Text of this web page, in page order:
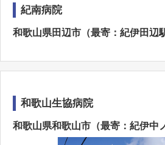
紀南病院
和歌山県田辺市（最寄：紀伊田辺
和歌山生協病院
和歌山県和歌山市（最寄：紀伊中